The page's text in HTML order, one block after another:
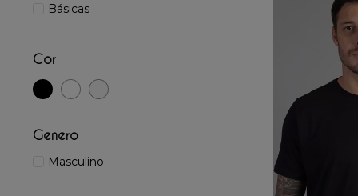
Básicas
Cor
Genero
Masculino